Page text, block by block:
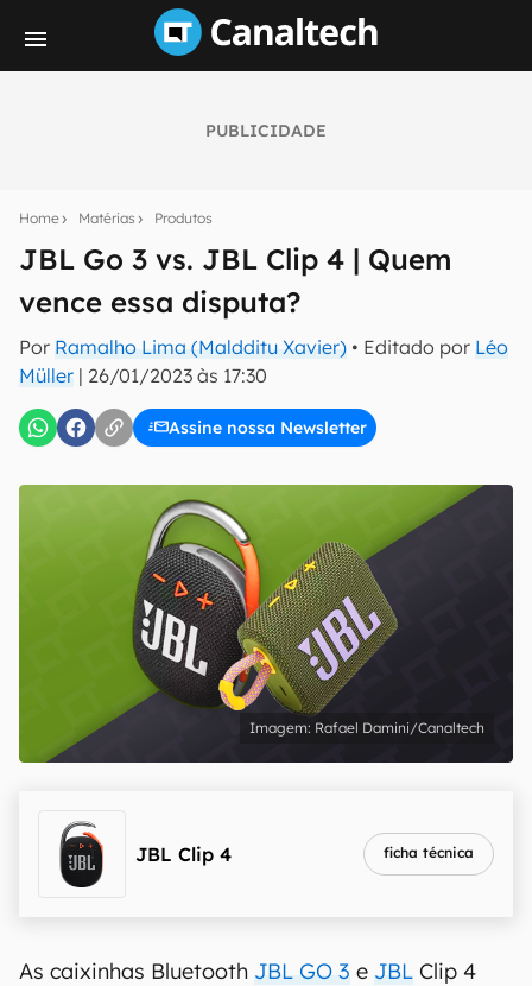
PUBLICIDADE
Home Matérias Produtos
JBL Go 3 vs. JBL Clip 4 | Quem
vence essa disputa?
Por Ramalho Lima (Maldditu Xavier) • Editado por Léo
Müller | 26/01/2023 às 17:30
Assine nossa Newsletter
notícias e reviews sobre tecnologia em primeira
mão.
E-mail
Uso e Política de Privacidade do Canaltech.
Rafael Damini/Canaltech
JBL Clip 4 ficha técnica
As caixinhas Bluetooth JBL GO 3 e JBL Clip 4